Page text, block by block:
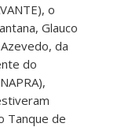
o
Glauco
da
do
Tanque de